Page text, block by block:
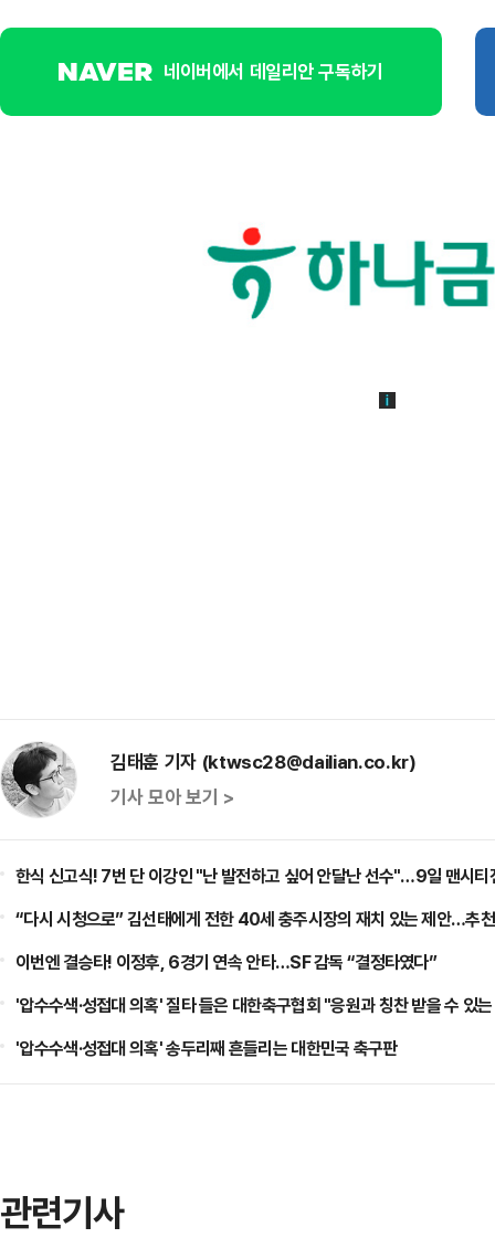
네이버에서 데일리안 구독하기
김태훈 기자 (ktwsc28@dailian.co.kr)
기사 모아 보기 >
한식 신고식! 7번 단 이강인 "난 발전하고 싶어 안달난 선수"…9일 맨시티
“다시 시청으로” 김선태에게 전한 40세 충주시장의 재치 있는 제안…추
이번엔 결승타! 이정후, 6경기 연속 안타…SF 감독 “결정타였다”
'압수수색·성접대 의혹' 질타 들은 대한축구협회 "응원과 칭찬 받을 수 있
'압수수색·성접대 의혹' 송두리째 흔들리는 대한민국 축구판
관련기사